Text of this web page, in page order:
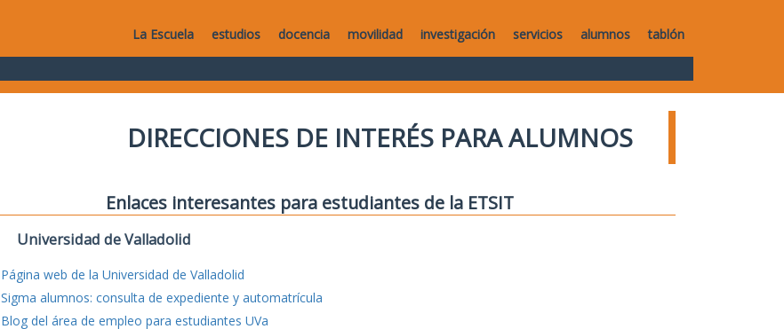
La Escuela estudios docencia movilidad investigación servicios alumnos tablón
DIRECCIONES DE INTERÉS PARA ALUMNOS
Enlaces interesantes para estudiantes de la ETSIT
Universidad de Valladolid
Página web de la Universidad de Valladolid
Sigma alumnos: consulta de expediente y automatrícula
Blog del área de empleo para estudiantes UVa